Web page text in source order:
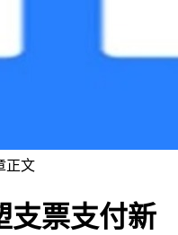
正文
支票支付新